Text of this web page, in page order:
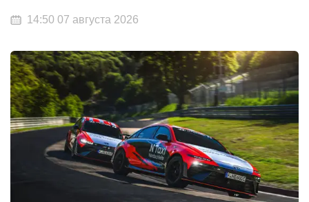
14:50 07 августа 2026